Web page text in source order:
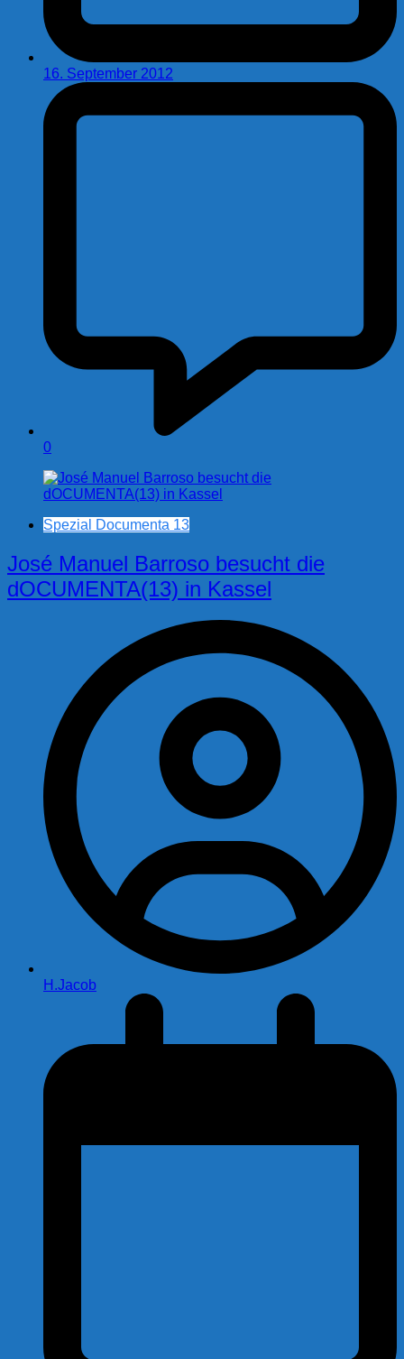
16. September 2012
0
Spezial Documenta 13
José Manuel Barroso besucht die
dOCUMENTA(13) in Kassel
H.Jacob